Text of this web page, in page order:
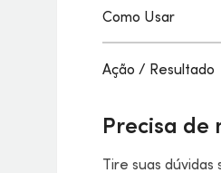
Como Usar
Ação / Resultado
Precisa de
Tire suas